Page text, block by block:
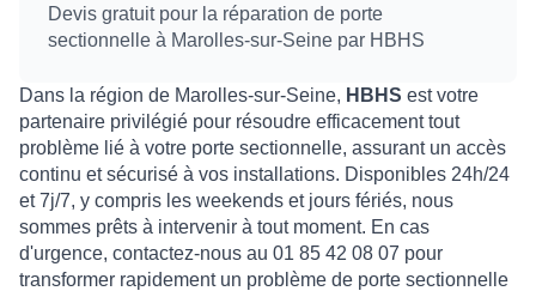
Devis gratuit pour la réparation de porte
sectionnelle à Marolles-sur-Seine par HBHS
Dans la région de Marolles-sur-Seine, HBHS est votre
partenaire privilégié pour résoudre efficacement tout
problème lié à votre porte sectionnelle, assurant un accès
continu et sécurisé à vos installations. Disponibles 24h/24
et 7j/7, y compris les weekends et jours fériés, nous
sommes prêts à intervenir à tout moment. En cas
d'urgence, contactez-nous au 01 85 42 08 07 pour
transformer rapidement un problème de porte sectionnelle